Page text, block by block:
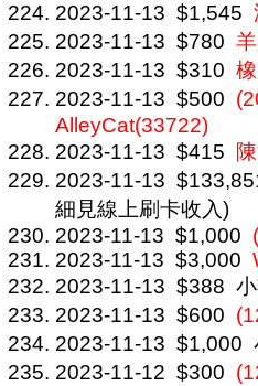
2023-11-13 $1,545
2023-11-13 $780
2023-11-13 $310
2023-11-13 $500
AlleyCat(33722)
2023-11-13 $415
2023-11-13
細見線上刷卡收入)
2023-11-13 $1,000
2023-11-13 $3,000
2023-11-13 $388
2023-11-13 $600
2023-11-13 $1,000
2023-11-12 $300